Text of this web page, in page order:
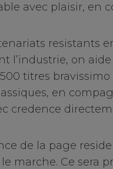
avec plaisir, en
resistants
l’industrie, on
titres
en
credence
de la page
marche. Ce sera